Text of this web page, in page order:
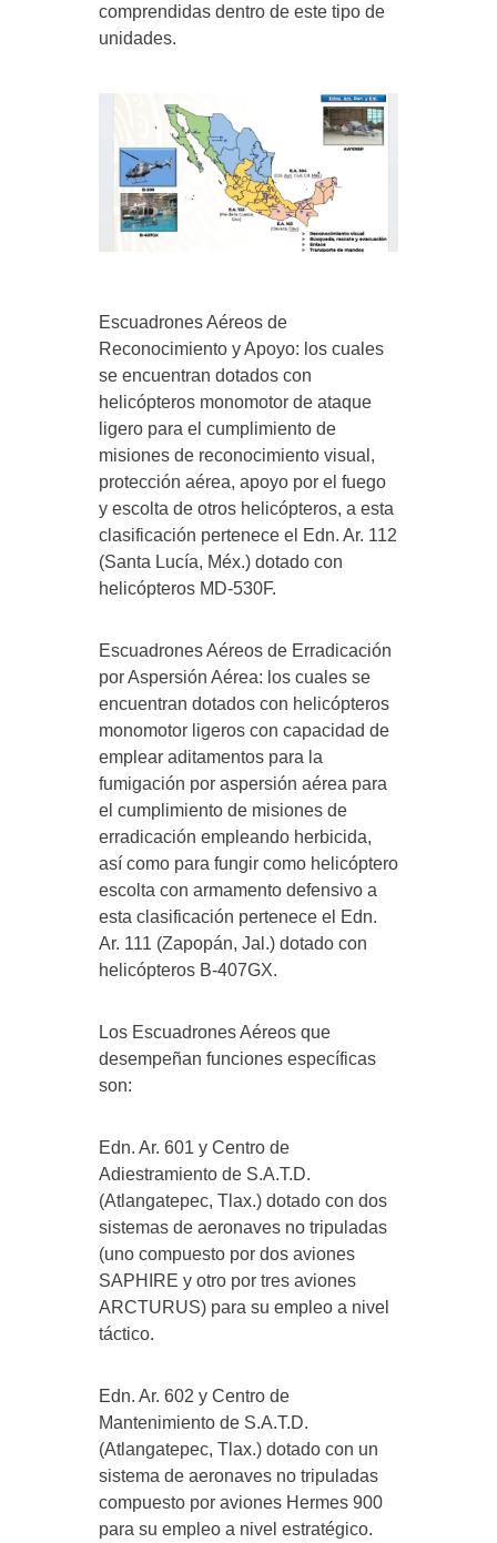
comprendidas dentro de este tipo de
unidades.
Escuadrones Aéreos de
Reconocimiento y Apoyo: los cuales
se encuentran dotados con
helicópteros monomotor de ataque
ligero para el cumplimiento de
misiones de reconocimiento visual,
protección aérea, apoyo por el fuego
y escolta de otros helicópteros, a esta
clasificación pertenece el Edn. Ar. 112
(Santa Lucía, Méx.) dotado con
helicópteros MD-530F.
Escuadrones Aéreos de Erradicación
por Aspersión Aérea: los cuales se
encuentran dotados con helicópteros
monomotor ligeros con capacidad de
emplear aditamentos para la
fumigación por aspersión aérea para
el cumplimiento de misiones de
erradicación empleando herbicida,
así como para fungir como helicóptero
escolta con armamento defensivo a
esta clasificación pertenece el Edn.
Ar. 111 (Zapopán, Jal.) dotado con
helicópteros B-407GX.
Los Escuadrones Aéreos que
desempeñan funciones específicas
son:
Edn. Ar. 601 y Centro de
Adiestramiento de S.A.T.D.
(Atlangatepec, Tlax.) dotado con dos
sistemas de aeronaves no tripuladas
(uno compuesto por dos aviones
SAPHIRE y otro por tres aviones
ARCTURUS) para su empleo a nivel
táctico.
Edn. Ar. 602 y Centro de
Mantenimiento de S.A.T.D.
(Atlangatepec, Tlax.) dotado con un
sistema de aeronaves no tripuladas
compuesto por aviones Hermes 900
para su empleo a nivel estratégico.